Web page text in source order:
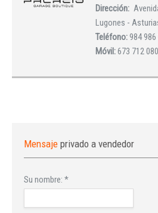
Dirección:
Lugones -
Teléfono:984
Móvil:673 712 080
Mensaje privado a vendedor
Su nombre: *